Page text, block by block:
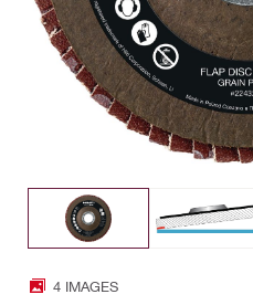
4 IMAGES